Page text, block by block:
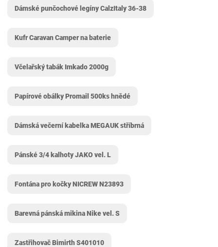
Dámské punčochové legíny CalzItaly 36-38
Kufr Caravan Camper na baterie
Včelařský tabák Imkado 2000g
Papírové obálky Promail 500ks hnědé
Dámská večerní kabelka MEGAUK stříbrná
Pánské 3/4 kalhoty JAKO vel. L
Fontána pro kočky NICREW ‎N23893
Barevná pánská mikina Nike vel. S
Zastřihovač Bimirth S401010